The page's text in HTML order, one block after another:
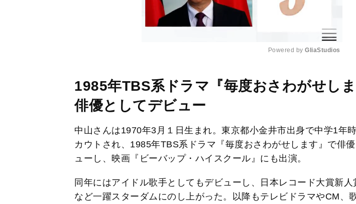
M
u
Powered by GliaStudios
1985年TBS系ドラマ『毎度おさわがせし
俳優としてデビュー
中山さんは1970年3月１日生まれ。東京都小金井市出身で中学1年
カウトされ、1985年TBS系ドラマ『毎度おさわがせします』で俳
ューし、映画『ビーバップ・ハイスクール』にも出演。
同年にはアイドル歌手としてもデビューし、日本レコード大賞新人
など一躍スターダムにのし上がった。以降もテレビドラマやCM、